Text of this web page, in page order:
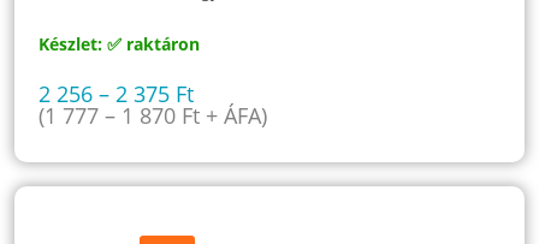
Készlet: ✅ raktáron
2 256–2 375 Ft
(1 777– 1 870 Ft + ÁFA)